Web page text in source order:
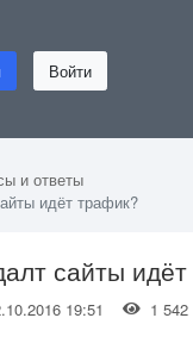
Войти
и ответы
идёт трафик?
сайты
19:51 1